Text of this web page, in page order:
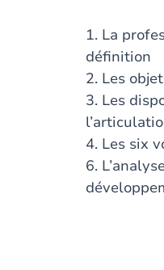
1. La
définition
2. Les
3. Les
4. Les six
6.